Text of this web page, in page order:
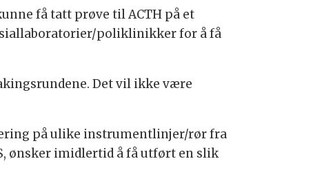
få tatt prøve til ACTH på et
poliklinikker for å få
Det vil ikke være
på ulike instrumentlinjer/rør fra
ønsker imidlertid å få utført en slik